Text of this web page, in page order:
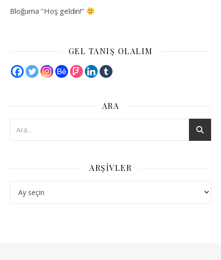
Bloğuma ‘’Hoş geldin!’’
GEL TANIŞ OLALIM
ARA
ARŞIVLER